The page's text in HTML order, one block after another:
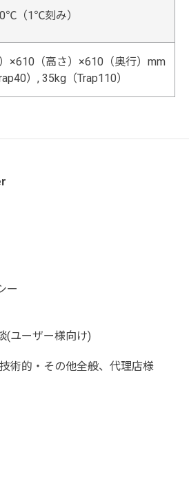
（1℃刻み）
×610（高さ）×610（奥行）mm
）, 35kg（Trap110）
ー
(ユーザー様向け)
術的・その他全般、代理店様